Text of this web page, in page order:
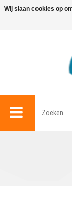
0
Wij slaan cookies op